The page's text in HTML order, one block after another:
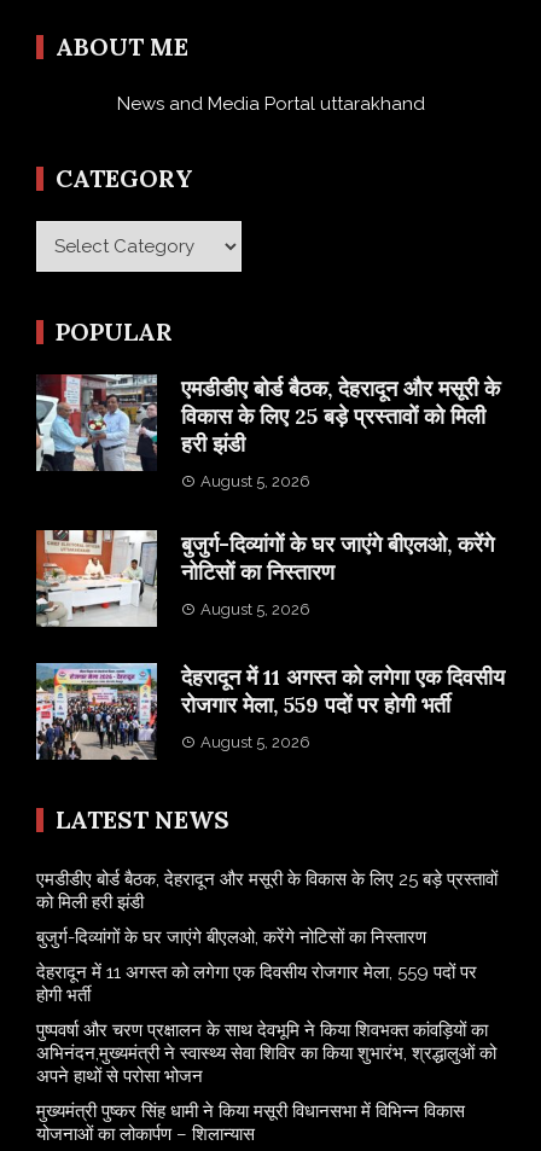
ABOUT ME
News and Media Portal uttarakhand
CATEGORY
Category
POPULAR
एमडीडीए बोर्ड बैठक, देहरादून और मसूरी के
विकास के लिए 25 बड़े प्रस्तावों को मिली
हरी झंडी
August 5, 2026
बुजुर्ग-दिव्यांगों के घर जाएंगे बीएलओ, करेंगे
नोटिसों का निस्तारण
August 5, 2026
​देहरादून में 11 अगस्त को लगेगा एक दिवसीय
रोजगार मेला, 559 पदों पर होगी भर्ती
August 5, 2026
LATEST NEWS
एमडीडीए बोर्ड बैठक, देहरादून और मसूरी के विकास के लिए 25 बड़े प्रस्तावों
को मिली हरी झंडी
बुजुर्ग-दिव्यांगों के घर जाएंगे बीएलओ, करेंगे नोटिसों का निस्तारण
​देहरादून में 11 अगस्त को लगेगा एक दिवसीय रोजगार मेला, 559 पदों पर
होगी भर्ती
पुष्पवर्षा और चरण प्रक्षालन के साथ देवभूमि ने किया शिवभक्त कांवड़ियों का
अभिनंदन,मुख्यमंत्री ने स्वास्थ्य सेवा शिविर का किया शुभारंभ, श्रद्धालुओं को
अपने हाथों से परोसा भोजन
मुख्यमंत्री पुष्कर सिंह धामी ने किया मसूरी विधानसभा में विभिन्न विकास
योजनाओं का लोकार्पण – शिलान्यास